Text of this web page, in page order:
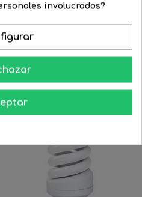
Bombilla Esférica ahorro...
Precio
19,52 € Precio
9,96 €
 
involucrados?